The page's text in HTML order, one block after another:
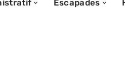
Escapades